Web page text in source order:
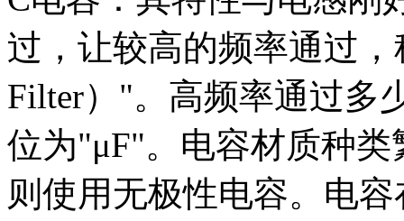
过，让较高的频率通过，
Filter）"。高频率通过多
位为"μF"。电容材质种
则使用无极性电容。电